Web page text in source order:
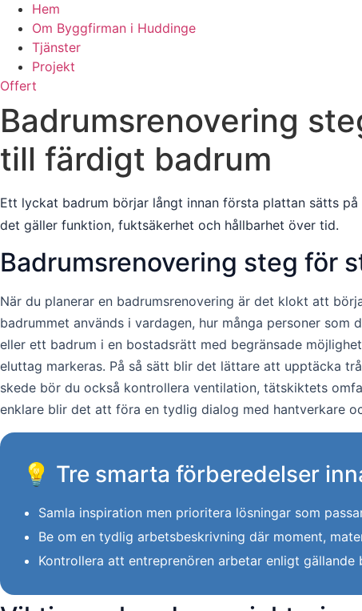
Hem
Om Byggfirman i Huddinge
Tjänster
Projekt
Offert
Badrumsrenovering
till färdigt badrum
Ett lyckat badrum börjar långt innan första plattan sätts
det gäller funktion, fuktsäkerhet och hållbarhet över tid.
Badrumsrenovering steg för
När du planerar en badrumsrenovering är det klokt att
badrummet används i vardagen, hur många personer
eller ett badrum i en bostadsrätt med begränsade
eluttag markeras. På så sätt blir det lättare att upptäcka
skede bör du också kontrollera ventilation, tätskiktets
enklare blir det att föra en tydlig dialog med hantverkare
💡 Tre smarta förberedelser
Samla inspiration men prioritera lösningar som
Be om en tydlig arbetsbeskrivning där moment,
Kontrollera att entreprenören arbetar enligt